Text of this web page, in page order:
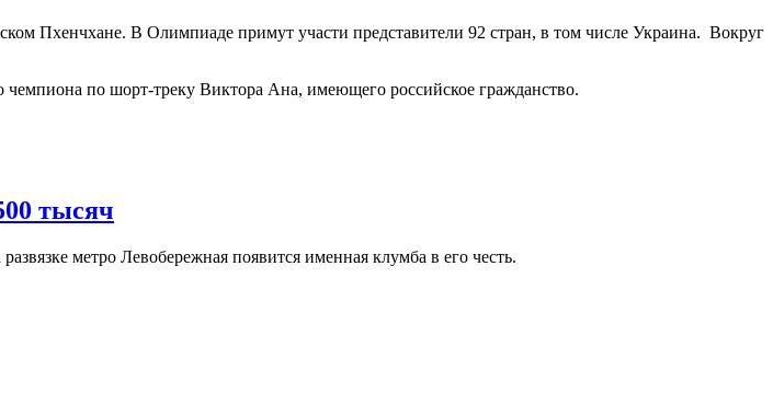
Пхенчхане. В Олимпиаде примут участи представители 92 стран, в том числе Украина. Вокруг
по шорт-треку Виктора Ана, имеющего российское гражданство.
тысяч
метро Левобережная появится именная клумба в его честь.